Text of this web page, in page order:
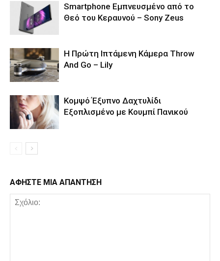
Smartphone Εμπνευσμένο από το
Θεό του Κεραυνού – Sony Zeus
Η Πρώτη Ιπτάμενη Κάμερα Throw
And Go – Lily
Κομψό Έξυπνο Δαχτυλίδι
Εξοπλισμένο με Κουμπί Πανικού
ΑΦΗΣΤΕ ΜΙΑ ΑΠΑΝΤΗΣΗ